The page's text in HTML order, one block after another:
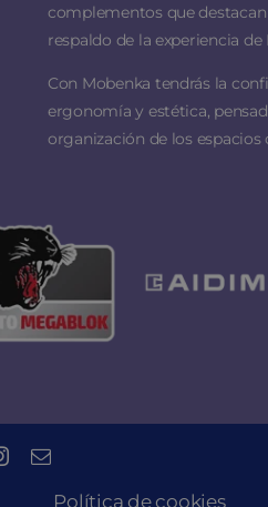
complementos que
respaldo de la experiencia
Con Mobenka tendrás la
ergonomía y estética,
organización de los espacios
Política de cookies